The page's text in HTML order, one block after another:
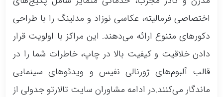
اختصاصی فرمالیته، عکاسی نوزاد و مدلینگ را با طراحی
دکورهای متنوع ارائه می‌دهند. این مراکز با اولویت قرار
دادن خلاقیت و کیفیت بالا در چاپ، خاطرات شما را در
قالب آلبوم‌های ژورنالی نفیس و ویدئوهای سینمایی
ماندگار می‌کنند.در ادامه مشاوران سایت تالارتو جدولی از